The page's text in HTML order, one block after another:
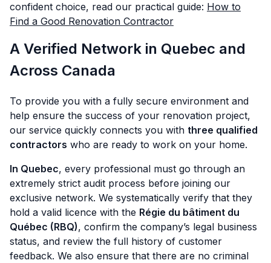
confident choice, read our practical guide: How to
Find a Good Renovation Contractor
A Verified Network in Quebec and
Across Canada
To provide you with a fully secure environment and
help ensure the success of your renovation project,
our service quickly connects you with three qualified
contractors who are ready to work on your home.
In Quebec, every professional must go through an
extremely strict audit process before joining our
exclusive network. We systematically verify that they
hold a valid licence with the Régie du bâtiment du
Québec (RBQ), confirm the company’s legal business
status, and review the full history of customer
feedback. We also ensure that there are no criminal